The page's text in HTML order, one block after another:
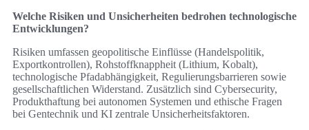
Welche Risiken und Unsicherheiten bedrohen technologische
Entwicklungen?
Risiken umfassen geopolitische Einflüsse (Handelspolitik,
Exportkontrollen), Rohstoffknappheit (Lithium, Kobalt),
technologische Pfadabhängigkeit, Regulierungsbarrieren sowie
gesellschaftlichen Widerstand. Zusätzlich sind Cybersecurity,
Produkthaftung bei autonomen Systemen und ethische Fragen
bei Gentechnik und KI zentrale Unsicherheitsfaktoren.